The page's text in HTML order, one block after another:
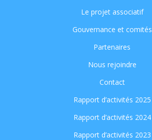
Le projet associatif
Gouvernance et comités
Partenaires
Nous rejoindre
Contact
Rapport d’activités 2025
Rapport d’activités 2024
Rapport d’activités 2023